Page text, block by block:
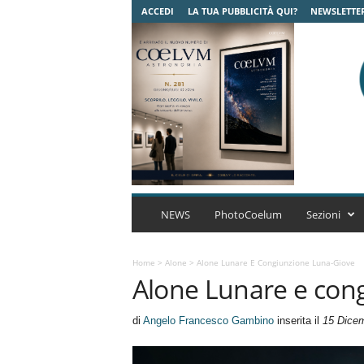
ACCEDI LA TUA PUBBLICITÀ QUI?
C
u
A
r
NEWS PhotoCoelum Sezioni
Home > Alone > Alone Lunare E Congiunzione Luna-Giove
Alone Lunare e
di Angelo Francesco Gambinoinserita il 15